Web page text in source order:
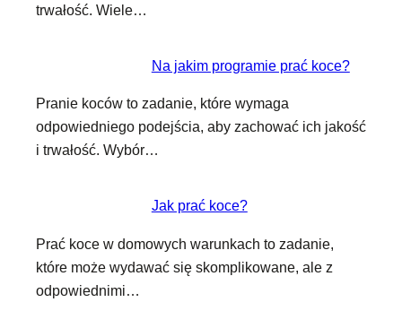
trwałość. Wiele…
Na jakim programie prać koce?
Pranie koców to zadanie, które wymaga
odpowiedniego podejścia, aby zachować ich jakość
i trwałość. Wybór…
Jak prać koce?
Prać koce w domowych warunkach to zadanie,
które może wydawać się skomplikowane, ale z
odpowiednimi…